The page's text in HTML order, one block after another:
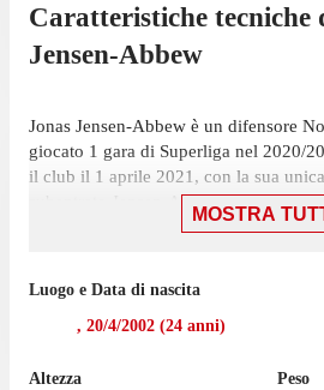
Caratteristiche tecniche
Jensen-Abbew
Jonas Jensen-Abbew è un difensore
giocato 1 gara di Superliga nel 2020/
il club il 1 aprile 2021, con la sua
subentrato.Jensen-Abbew ha giocato
aprile, con Nordsjælland: una vittoria
MOSTRA
Luogo e Data di nascita
, 20/4/2002 (24 anni)
Altezza
Peso